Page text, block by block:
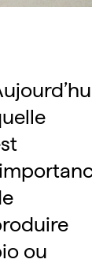
ou